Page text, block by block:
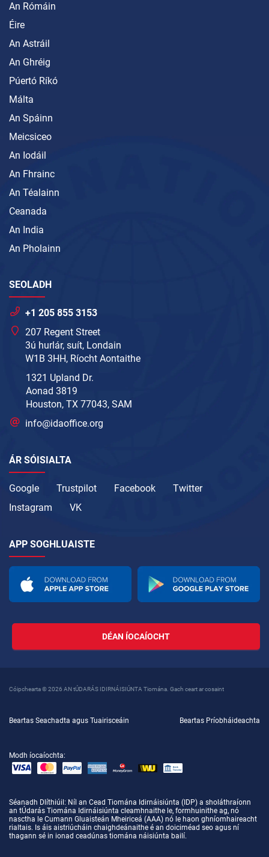
An Rómáin
Éire
An Astráil
An Ghréig
Púertó Ríkó
Málta
An Spáinn
Meicsiceo
An Iodáil
An Fhrainc
An Téalainn
Ceanada
An India
An Pholainn
SEOLADH
+1 205 855 3153
207 Regent Street
3ú hurlár, suít, Londain
W1B 3HH, Ríocht Aontaithe
1321 Upland Dr.
Aonad 3819
Houston, TX 77043, SAM
info@idaoffice.org
ÁR SÓISIALTA
Google Trustpilot Facebook
Twitter
Instagram
VK
APP SOGHLUAISTE
DÉAN ÍOCAÍOCHT
Cóipchearta © 2026 AN tÚDARÁS IDIRNÁISIÚNTA Tiomána. Gach ceart ar cosaint
Beartas Seachadta agus Tuairisceáin Beartas Príobháideachta
Modh íocaíochta:
Séanadh Dlíthiúil : Níl an Cead Tiomána Idirnáisiúnta (IDP) a sholáthraíonn
an tÚdarás Tiomána Idirnáisiúnta cleamhnaithe le, formhuinithe ag, nó
nasctha le Cumann Gluaisteán Mheiriceá (AAA) nó le haon ghníomhaireacht
rialtais. Is áis aistriúcháin chaighdeánaithe é an doiciméad seo agus ní
thagann sé in ionad ceadúnas tiomána náisiúnta bailí.